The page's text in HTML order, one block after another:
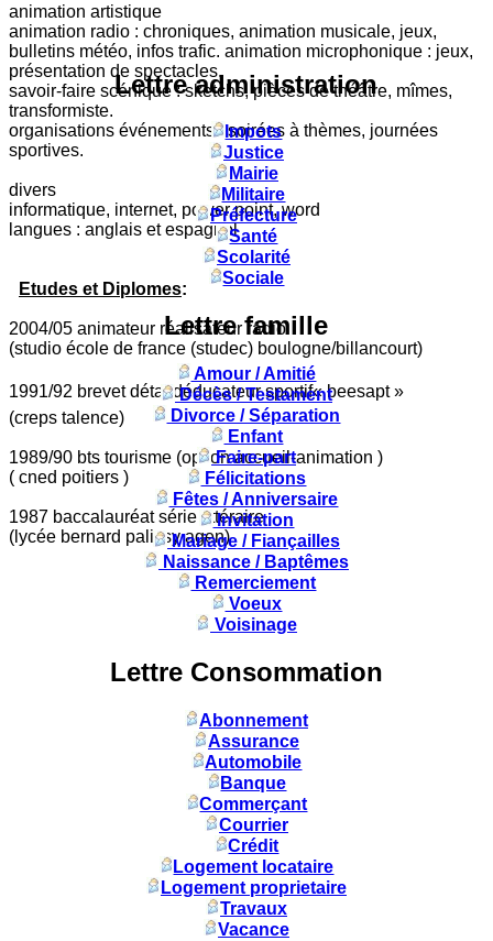
animation artistique
animation radio : chroniques, animation musicale, jeux,
bulletins météo, infos trafic. animation microphonique : jeux,
présentation de spectacles.
savoir-faire scénique : sketchs, pièces de théâtre, mîmes,
transformiste.
organisations événements : soirées à thèmes, journées
sportives.
divers
informatique, internet, power point, word
langues : anglais et espagnol
Etudes et Diplomes:
2004/05 animateur réalisateur radio
(studio école de france (studec) boulogne/billancourt)
1991/92 brevet détat déducateur sportif« beesapt »
(creps talence)
1989/90 bts tourisme (option accueil-animation )
( cned poitiers )
1987 baccalauréat série littéraire
(lycée bernard palissy agen)
Lettre administration
Impots
Justice
Mairie
Militaire
Préfecture
Santé
Scolarité
Sociale
Lettre famille
Amour / Amitié
Décès / Testament
Divorce / Séparation
Enfant
Faire-part
Félicitations
Fêtes / Anniversaire
Invitation
Mariage / Fiançailles
Naissance / Baptêmes
Remerciement
Voeux
Voisinage
Lettre Consommation
Abonnement
Assurance
Automobile
Banque
Commerçant
Courrier
Crédit
Logement locataire
Logement proprietaire
Travaux
Vacance